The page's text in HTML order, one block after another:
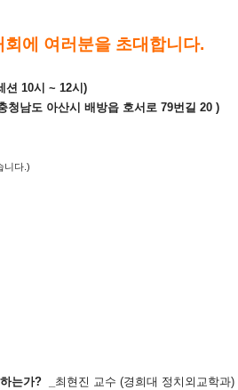
에 여러분을 초대 합니다.
션 10시 ~ 12시)
남도 아산시 배방읍 호서로 79번길 20 )
니다.)
는가? _ 최현진 교수 (경희대 정치외교학과)